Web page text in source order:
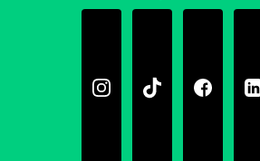
InstagramTiktok